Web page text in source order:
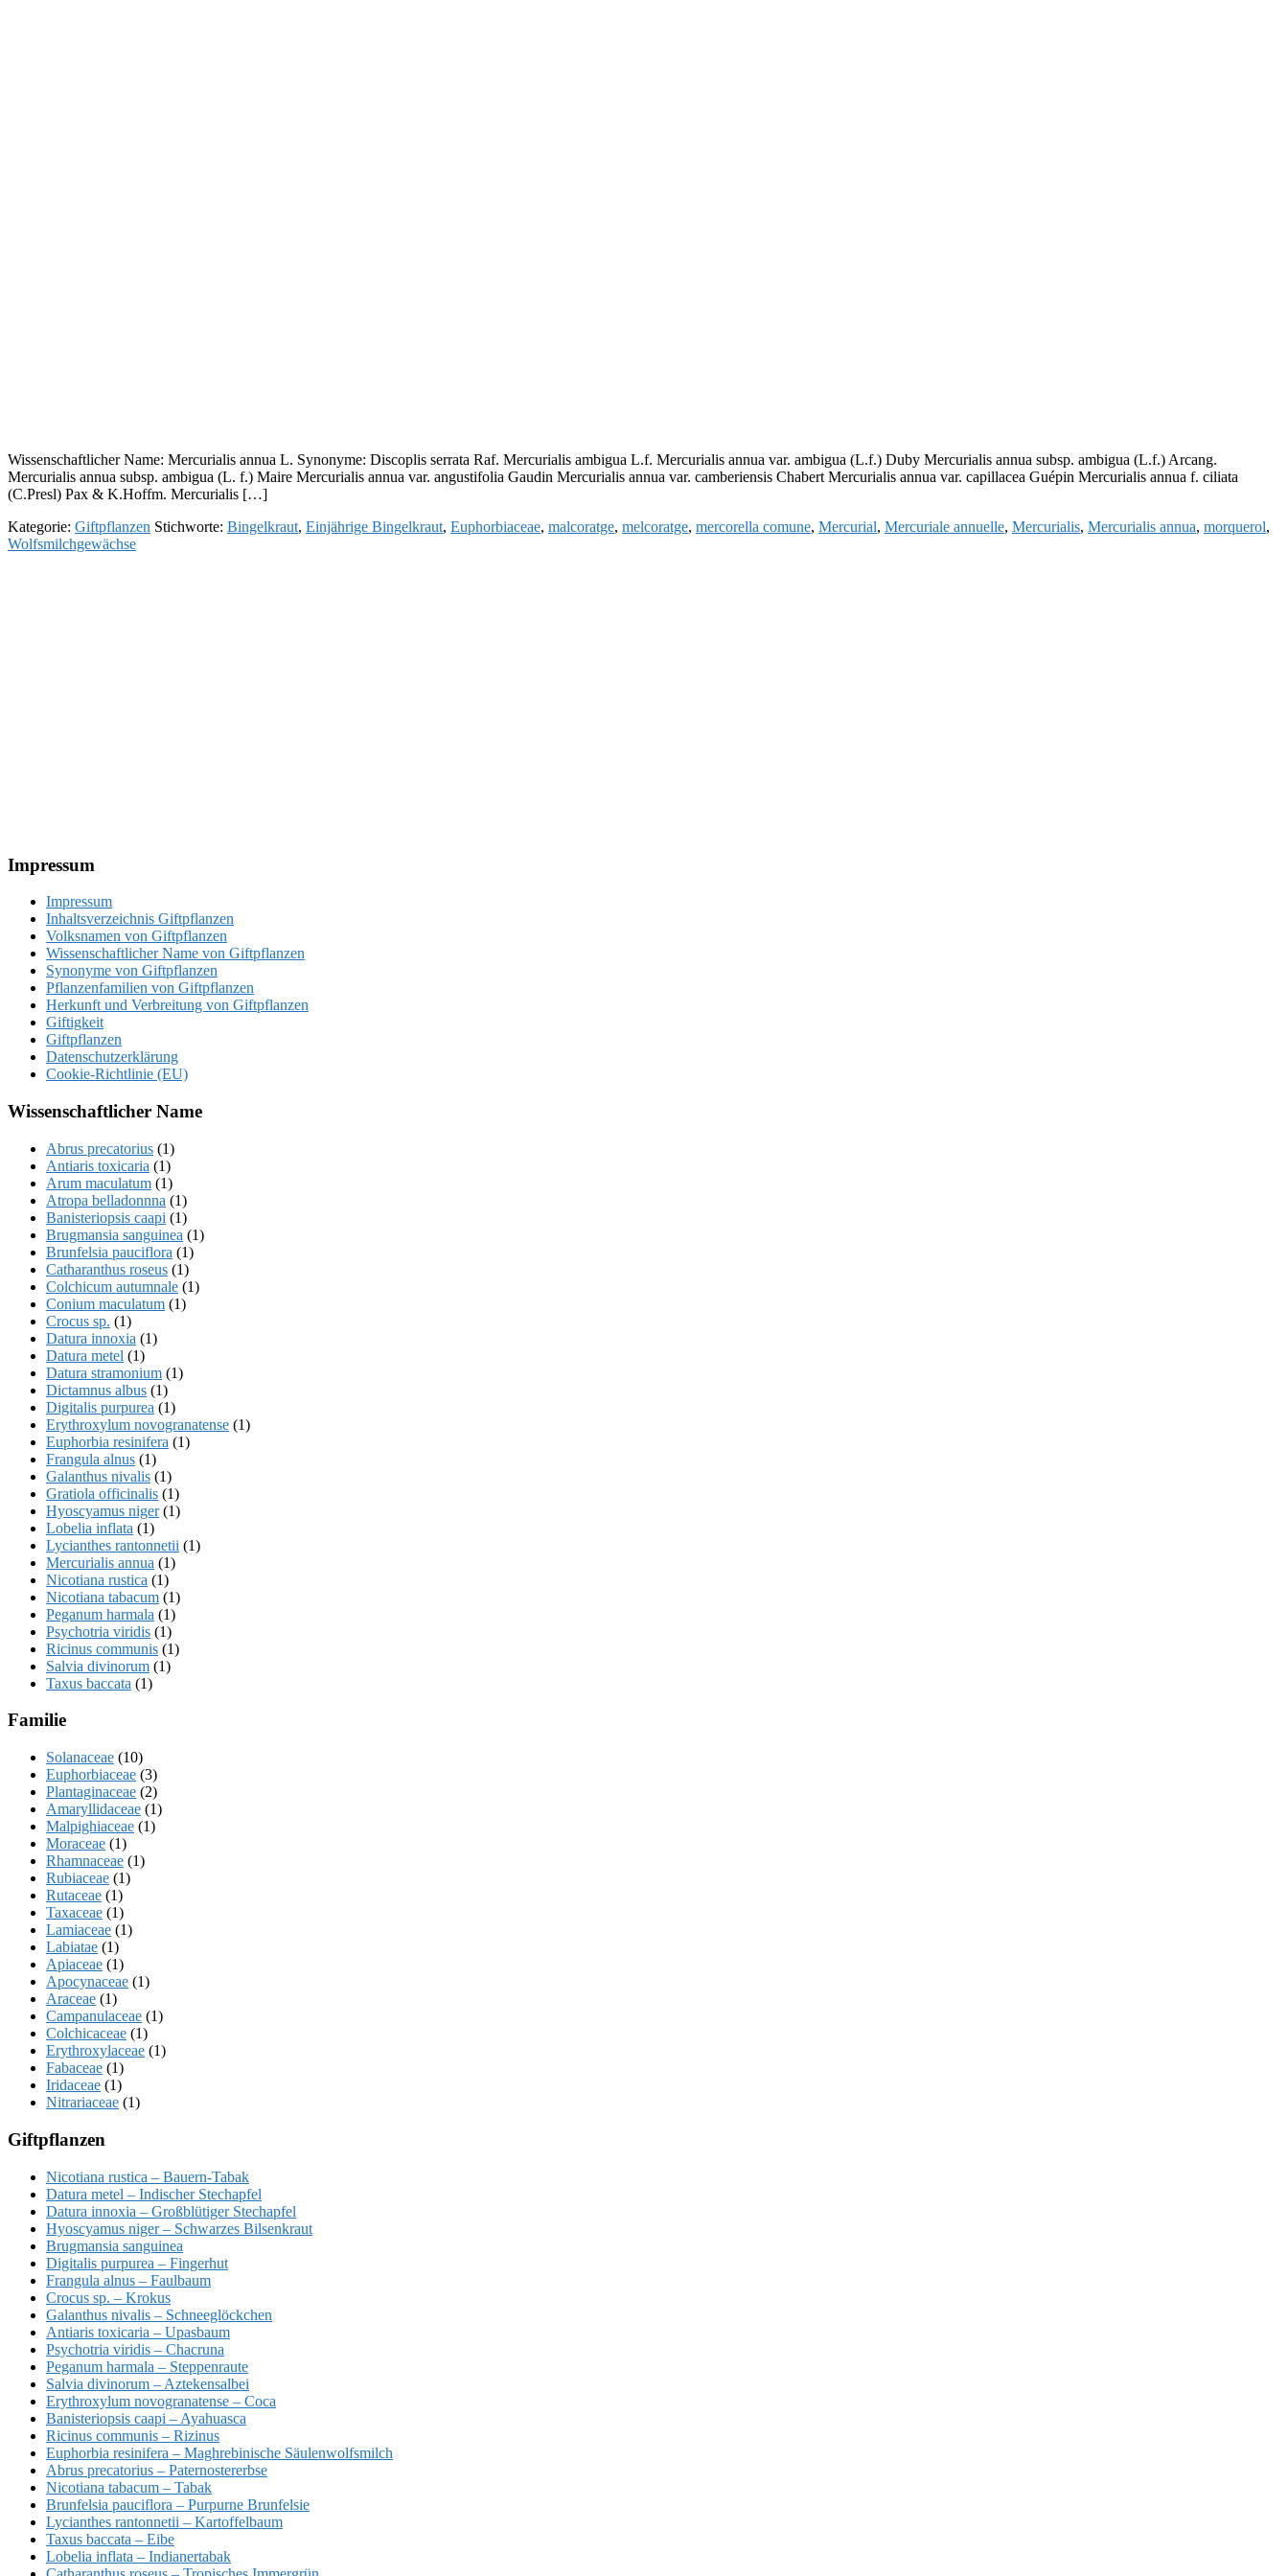
Wissenschaftlicher Name: Mercurialis annua L. Synonyme: Discoplis serrata Raf. Mercurialis ambigua L.f. Mercurialis annua var. ambigua (L.f.) Duby Mercurialis annua subsp. ambigua (L.f.) Arcang.
Mercurialis annua subsp. ambigua (L. f.) Maire Mercurialis annua var. angustifolia Gaudin Mercurialis annua var. camberiensis Chabert Mercurialis annua var. capillacea Guépin Mercurialis annua f. ciliata
(C.Presl) Pax & K.Hoffm. Mercurialis […]
Kategorie: Giftpflanzen Stichworte: Bingelkraut, Einjährige Bingelkraut, Euphorbiaceae, malcoratge, melcoratge, mercorella comune, Mercurial, Mercuriale annuelle, Mercurialis, Mercurialis annua, morquerol,
Wolfsmilchgewächse
Footer
Impressum
Impressum
Inhaltsverzeichnis Giftpflanzen
Volksnamen von Giftpflanzen
Wissenschaftlicher Name von Giftpflanzen
Synonyme von Giftpflanzen
Pflanzenfamilien von Giftpflanzen
Herkunft und Verbreitung von Giftpflanzen
Giftigkeit
Giftpflanzen
Datenschutzerklärung
Cookie-Richtlinie (EU)
Wissenschaftlicher Name
Abrus precatorius (1)
Antiaris toxicaria (1)
Arum maculatum (1)
Atropa belladonnna (1)
Banisteriopsis caapi (1)
Brugmansia sanguinea (1)
Brunfelsia pauciflora (1)
Catharanthus roseus (1)
Colchicum autumnale (1)
Conium maculatum (1)
Crocus sp. (1)
Datura innoxia (1)
Datura metel (1)
Datura stramonium (1)
Dictamnus albus (1)
Digitalis purpurea (1)
Erythroxylum novogranatense (1)
Euphorbia resinifera (1)
Frangula alnus (1)
Galanthus nivalis (1)
Gratiola officinalis (1)
Hyoscyamus niger(1)
Lobelia inflata (1)
Lycianthes rantonnetii (1)
Mercurialis annua (1)
Nicotiana rustica (1)
Nicotiana tabacum (1)
Peganum harmala (1)
Psychotria viridis (1)
Ricinus communis (1)
Salvia divinorum (1)
Taxus baccata (1)
Familie
Solanaceae (10)
Euphorbiaceae (3)
Plantaginaceae (2)
Amaryllidaceae (1)
Malpighiaceae (1)
Moraceae (1)
Rhamnaceae (1)
Rubiaceae (1)
Rutaceae (1)
Taxaceae (1)
Lamiaceae (1)
Labiatae (1)
Apiaceae (1)
Apocynaceae (1)
Araceae (1)
Campanulaceae (1)
Colchicaceae (1)
Erythroxylaceae (1)
Fabaceae (1)
Iridaceae (1)
Nitrariaceae (1)
Giftpflanzen
Nicotiana rustica – Bauern-Tabak
Datura metel – Indischer Stechapfel
Datura innoxia – Großblütiger Stechapfel
Hyoscyamus niger – Schwarzes Bilsenkraut
Brugmansia sanguinea
Digitalis purpurea – Fingerhut
Frangula alnus – Faulbaum
Crocus sp. – Krokus
Galanthus nivalis – Schneeglöckchen
Antiaris toxicaria – Upasbaum
Psychotria viridis – Chacruna
Peganum harmala – Steppenraute
Salvia divinorum – Aztekensalbei
Erythroxylum novogranatense – Coca
Banisteriopsis caapi – Ayahuasca
Ricinus communis – Rizinus
Euphorbia resinifera – Maghrebinische Säulenwolfsmilch
Abrus precatorius – Paternostererbse
Nicotiana tabacum – Tabak
Brunfelsia pauciflora – Purpurne Brunfelsie
Lycianthes rantonnetii – Kartoffelbaum
Taxus baccata – Eibe
Lobelia inflata – Indianertabak